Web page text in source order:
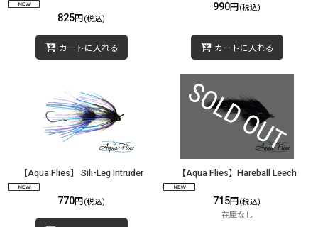
825円 (税込)
カートに入れる
990円 (税込)
カートに入れる
【Aqua Flies】 Sili-Leg Intruder
770円 (税込)
【Aqua Flies】Hareball Leech
715円 (税込)
在庫なし